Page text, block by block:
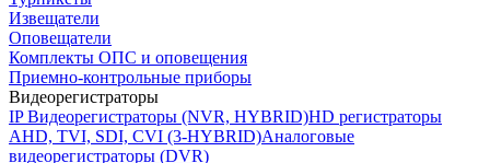
Извещатели
Оповещатели
Комплекты ОПС и оповещения
Приемно-контрольные приборы
Видеорегистраторы
IP Видеорегистраторы (NVR, HYBRID)HD регистраторы
AHD, TVI, SDI, CVI (3-HYBRID)Аналоговые
видеорегистраторы (DVR)